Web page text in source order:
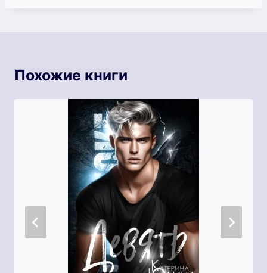
Похожие книги